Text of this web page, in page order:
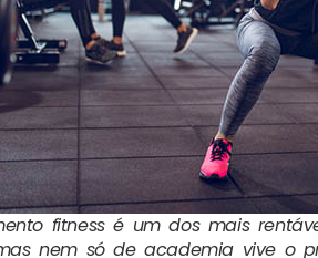
fitness é um dos mais
nem só de academia vive o